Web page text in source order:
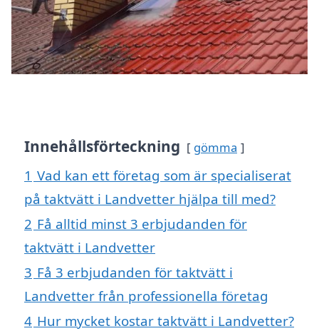
Innehållsförteckning gömma
1 Vad kan ett företag som är specialiserat
på taktvätt i Landvetter hjälpa till med?
2 Få alltid minst 3 erbjudanden för
taktvätt i Landvetter
3 Få 3 erbjudanden för taktvätt i
Landvetter från professionella företag
4 Hur mycket kostar taktvätt i Landvetter?